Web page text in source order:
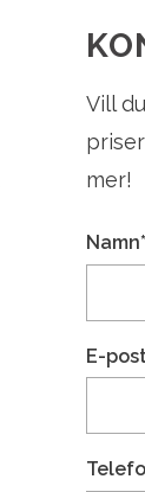
Vill
mer!
Namn*
E-